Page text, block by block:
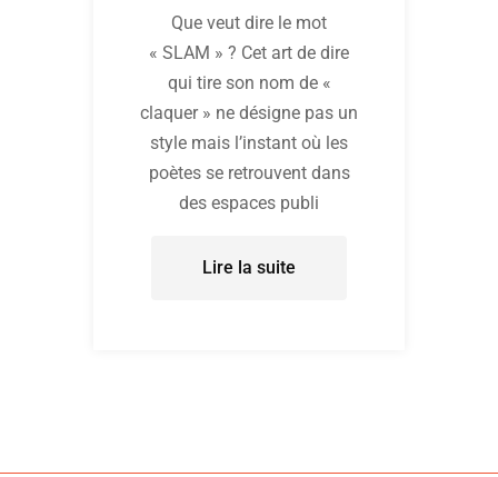
Que veut dire le mot
« SLAM » ? Cet art de dire
qui tire son nom de «
claquer » ne désigne pas un
style mais l’instant où les
poètes se retrouvent dans
des espaces publi
Lire la suite